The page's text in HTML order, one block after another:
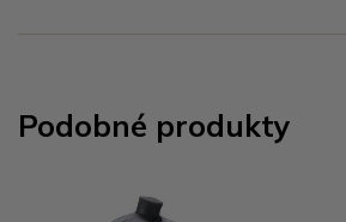
Podobné produkty